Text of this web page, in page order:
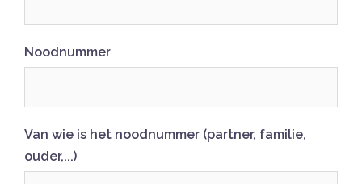
Noodnummer
Van wie is het noodnummer (partner, familie,
ouder,...)